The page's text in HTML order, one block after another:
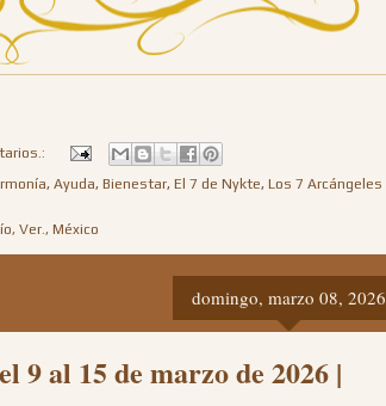
, Ayuda, Bienestar, El 7 de Nykte, Los 7 Arcángeles
Ver., México
domingo, marzo 08, 2026
9 al 15 de marzo de 2026 |